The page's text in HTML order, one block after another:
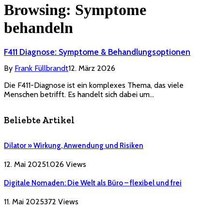
Browsing: Symptome
behandeln
F411 Diagnose: Symptome & Behandlungsoptionen
By Frank Füllbrandt12. März 2026
Die F411-Diagnose ist ein komplexes Thema, das viele
Menschen betrifft. Es handelt sich dabei um…
Beliebte Artikel
Dilator » Wirkung, Anwendung und Risiken
12. Mai 20251.026 Views
Digitale Nomaden: Die Welt als Büro – flexibel und frei
11. Mai 2025372 Views